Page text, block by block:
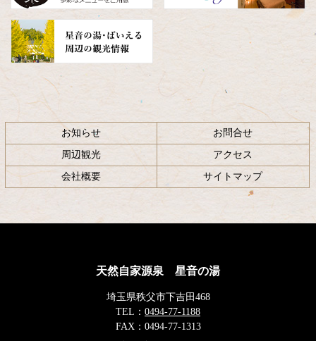
お知らせ お問合せ
周辺観光 アクセス
会社概要 サイトマップ
天然自家源泉 星音の湯
埼玉県秩父市下吉田468
TEL： 0494-77-1188
FAX： 0494-77-1313